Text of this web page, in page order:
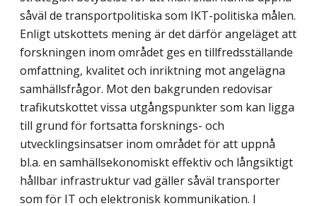
såväl de transportpolitiska som IKT-politiska målen.
Enligt utskottets mening är det därför angeläget att
forskningen inom området ges en tillfredsställande
omfattning, kvalitet och inriktning mot angelägna
samhällsfrågor. Mot den bakgrunden redovisar
trafikutskottet vissa utgångspunkter som kan ligga
till grund för fortsatta forsknings- och
utvecklingsinsatser inom området för att uppnå
bl.a. en samhällsekonomiskt effektiv och långsiktigt
hållbar infrastruktur vad gäller såväl transporter
som för IT och elektronisk kommunikation. I